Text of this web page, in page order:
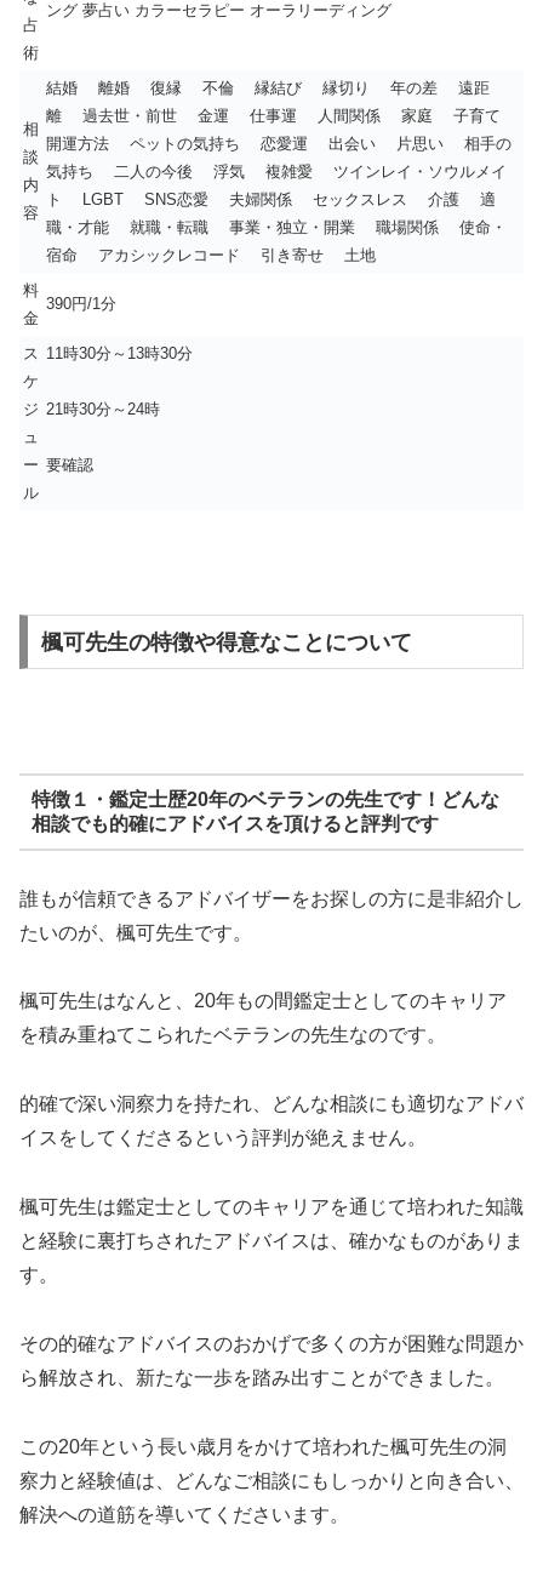
占
術
ング 夢占い カラーセラピー オーラリーディング
相
談
内
容
結婚 離婚 復縁 不倫 縁結び 縁切り 年の差 遠距
離 過去世・前世 金運 仕事運 人間関係 家庭 子育て
開運方法 ペットの気持ち 恋愛運 出会い 片思い 相手の
気持ち 二人の今後 浮気 複雑愛 ツインレイ・ソウルメイ
ト LGBT SNS恋愛 夫婦関係 セックスレス 介護 適
職・才能 就職・転職 事業・独立・開業 職場関係 使命・
宿命 アカシックレコード 引き寄せ 土地
料
金
390円/1分
ス
ケ
ジ
ュ
ー
ル
11時30分～13時30分
21時30分～24時
要確認
楓可先生の特徴や得意なことについて
特徴１・鑑定士歴20年のベテランの先生です！どんな
相談でも的確にアドバイスを頂けると評判です
誰もが信頼できるアドバイザーをお探しの方に是非紹介し
たいのが、楓可先生です。
楓可先生はなんと、20年もの間鑑定士としてのキャリア
を積み重ねてこられたベテランの先生なのです。
的確で深い洞察力を持たれ、どんな相談にも適切なアドバ
イスをしてくださるという評判が絶えません。
楓可先生は鑑定士としてのキャリアを通じて培われた知識
と経験に裏打ちされたアドバイスは、確かなものがありま
す。
その的確なアドバイスのおかげで多くの方が困難な問題か
ら解放され、新たな一歩を踏み出すことができました。
この20年という長い歳月をかけて培われた楓可先生の洞
察力と経験値は、どんなご相談にもしっかりと向き合い、
解決への道筋を導いてくださいます。